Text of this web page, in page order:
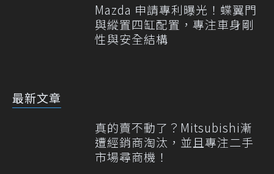
Mazda 申請專利曝光！蝶翼門
與縱置四缸配置，專注車身剛
性與安全結構
最新文章
真的賣不動了？Mitsubishi漸
遭經銷商淘汰，並且專注二手
市場尋商機！